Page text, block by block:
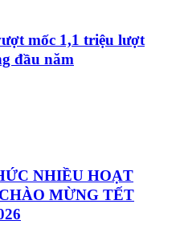
mốc 1,1 triệu lượt
đầu năm
NHIỀU HOẠT
MỪNG TẾT